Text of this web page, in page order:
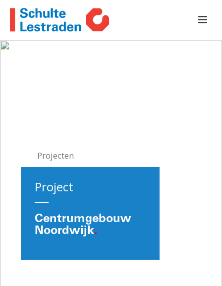
Projecten
Centrumgebouw
Noordwijk.
Project